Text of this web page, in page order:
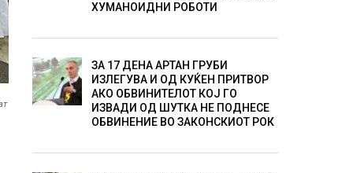
ХУМАНОИДНИ РОБОТИ
ЗА 17 ДЕНА АРТАН ГРУБИ
ИЗЛЕГУВА И ОД КУЌЕН ПРИТВОР
АКО ОБВИНИТЕЛОТ КОЈ ГО
ИЗВАДИ ОД ШУТКА НЕ ПОДНЕСЕ
ОБВИНЕНИЕ ВО ЗАКОНСКИОТ РОК